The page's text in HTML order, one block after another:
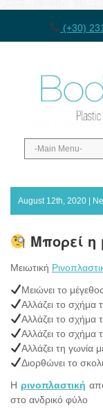
(+30)
August 12th, 2020 |
Μπορεί η
Μειωτική
Μειώνει το
Αλλάζει το σχήμα
Αλλάζει το σχήμα
Αλλάζει το
Αλλάζει τη γωνία
Διορθώνει το
Η ρινοπλαστική
στο ανδρικό φύλο